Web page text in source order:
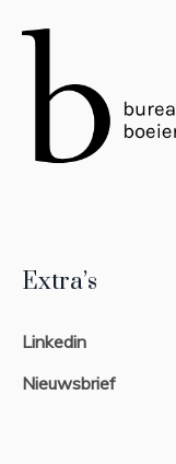
Extra’s
Linkedin
Nieuwsbrief